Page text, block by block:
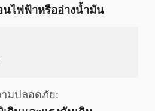
นไฟฟ้าหรืออ่างน้ำมัน
มปลอดภัย: